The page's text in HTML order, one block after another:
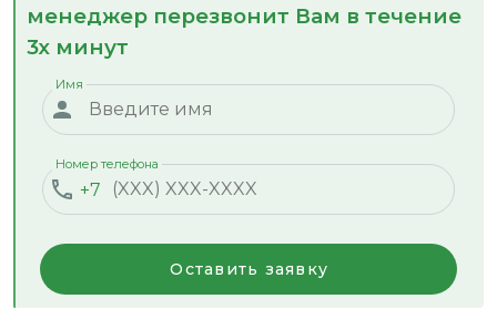
менеджер перезвонит Вам в течение
3х минут
Имя
+7
Номер телефона
Оставить заявку